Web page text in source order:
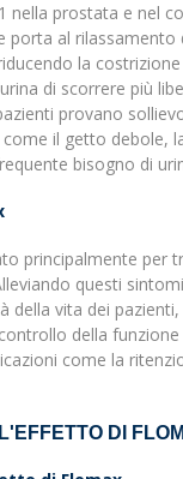
nella prostata e nel
porta al rilassamento
la
di scorrere più
provano
il getto debole,
bisogno di
principalmente per
questi
della vita dei
della
come la
DI